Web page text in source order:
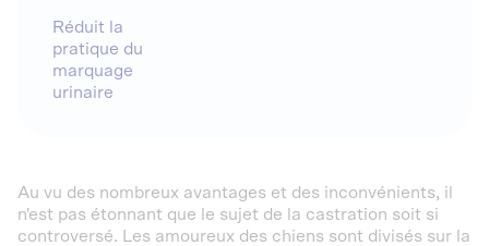
Réduit la
pratique du
marquage
urinaire
Au vu des nombreux avantages et des inconvénients, il
n'est pas étonnant que le sujet de la castration soit si
controversé. Les amoureux des chiens sont divisés sur la